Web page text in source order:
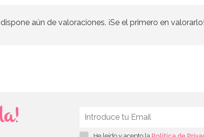
aún de valoraciones. ¡Se el primero en valorarlo!